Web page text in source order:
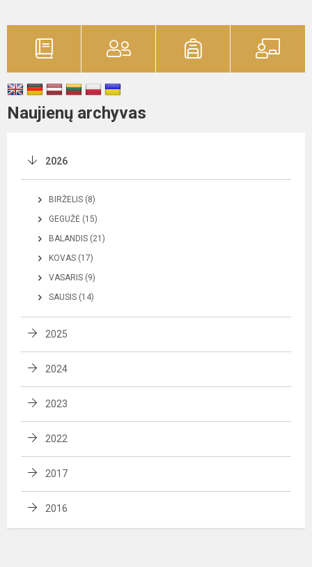
Naujienų archyvas
2026
BIRŽELIS (8)
GEGUŽĖ (15)
BALANDIS (21)
KOVAS (17)
VASARIS (9)
SAUSIS (14)
2025
2024
2023
2022
2017
2016